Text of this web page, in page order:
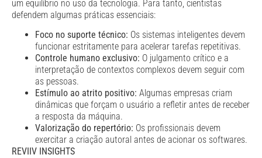
um equilíbrio no uso da tecnologia. Para tanto, cientistas
defendem algumas práticas essenciais:
Foco no suporte técnico: Os sistemas inteligentes devem
funcionar estritamente para acelerar tarefas repetitivas.
Controle humano exclusivo: O julgamento crítico e a
interpretação de contextos complexos devem seguir com
as pessoas.
Estímulo ao atrito positivo: Algumas empresas criam
dinâmicas que forçam o usuário a refletir antes de receber
a resposta da máquina.
Valorização do repertório: Os profissionais devem
exercitar a criação autoral antes de acionar os softwares.
REVIIV INSIGHTS